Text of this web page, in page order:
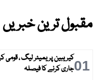
مقبول ترین خبریں
01جاری کرنے کا فیصلہ